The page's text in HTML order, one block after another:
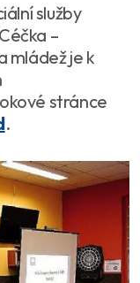
služby
–
mládež je k
stránce
.